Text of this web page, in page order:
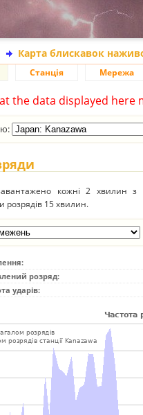
Карта блискавок
Станція Мережа
the data displayed here
кожні 2 хвилин з
розрядів 15 хвилин.
розряд:
ударів: